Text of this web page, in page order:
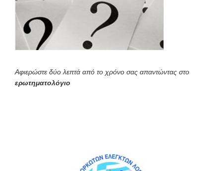
Αφιερώστε δύο λεπτά από το χρόνο σας απαντώντας στο
ερωτηματολόγιο